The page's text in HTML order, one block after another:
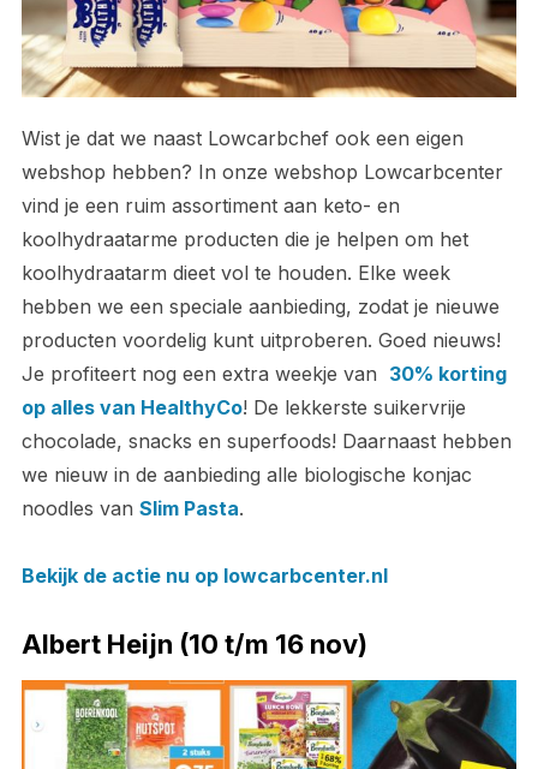
Wist je dat we naast Lowcarbchef ook een eigen
webshop hebben? In onze webshop Lowcarbcenter
vind je een ruim assortiment aan keto- en
koolhydraatarme producten die je helpen om het
koolhydraatarm dieet vol te houden. Elke week
hebben we een speciale aanbieding, zodat je nieuwe
producten voordelig kunt uitproberen. Goed nieuws!
Je profiteert nog een extra weekje van 30% korting
op alles van HealthyCo! De lekkerste suikervrije
chocolade, snacks en superfoods! Daarnaast hebben
we nieuw in de aanbieding alle biologische konjac
noodles van Slim Pasta.
Bekijk de actie nu op lowcarbcenter.nl
Albert Heijn (10 t/m 16 nov)